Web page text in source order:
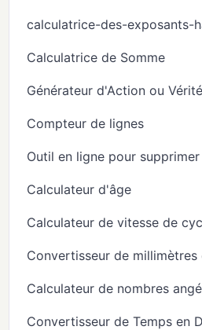
calculatrice-des-exposants-
Calculatrice de Somme
Générateur d'Action ou
Compteur de lignes
Outil en ligne pour
Calculateur d'âge
Calculateur de vitesse de
Convertisseur de millimètres
Calculateur de nombres
Convertisseur de Temps en